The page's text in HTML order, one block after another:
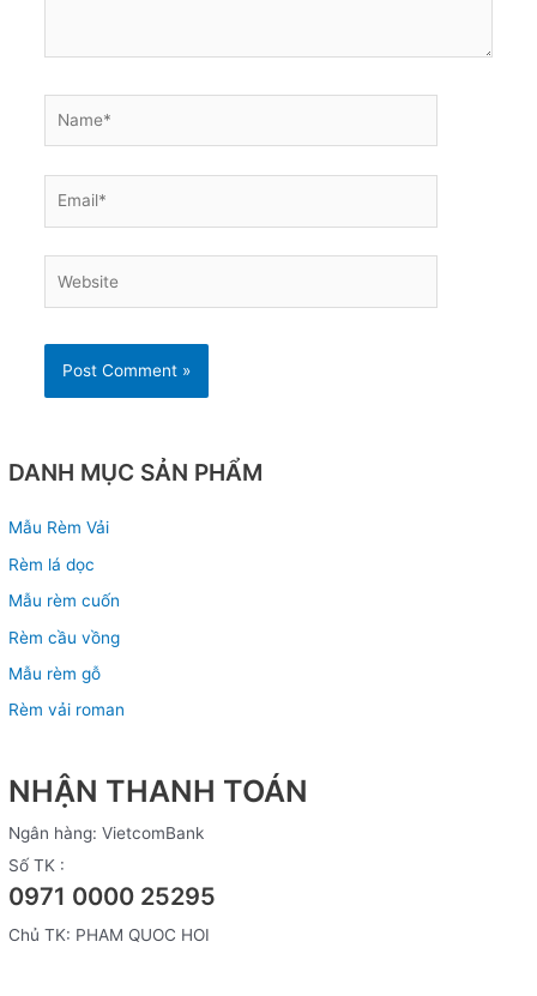
DANH MỤC SẢN PHẨM
Mẫu Rèm Vải
Rèm lá dọc
Mẫu rèm cuốn
Rèm cầu vồng
Mẫu rèm gỗ
Rèm vải roman
NHẬN THANH TOÁN
Ngân hàng: VietcomBank
Số TK :
0971 0000 25295
Chủ TK: PHAM QUOC HOI